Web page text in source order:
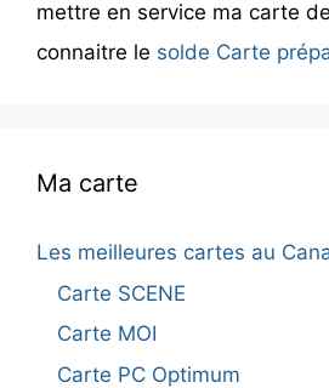
mettre en service ma carte
connaitre le solde Carte
Ma carte
Les meilleures cartes au
Carte SCENE
Carte MOI
Carte PC Optimum